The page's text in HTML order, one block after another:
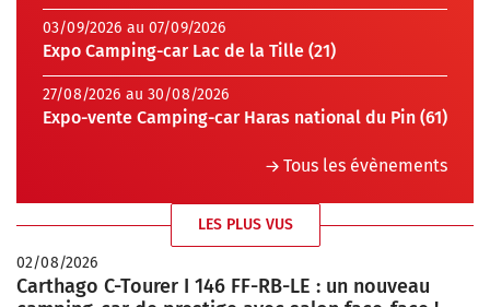
03/09/2026 au 07/09/2026
Expo Camping-car Lac de la Tille (21)
27/08/2026 au 30/08/2026
Expo-vente Camping-car Haras national du Pin (61)
Tous les évènements
LES PLUS VUS
02/08/2026
Carthago C-Tourer I 146 FF-RB-LE : un nouveau